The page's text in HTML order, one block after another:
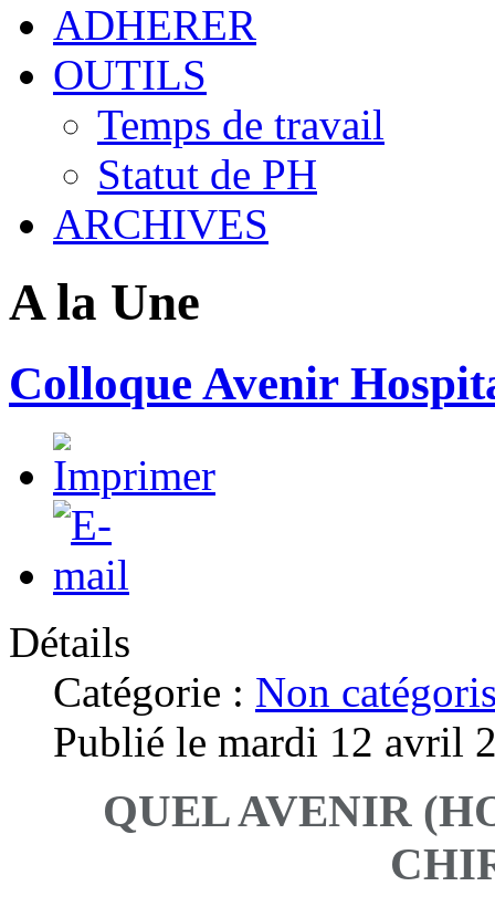
ADHERER
OUTILS
Temps de travail
Statut de PH
ARCHIVES
A la Une
Colloque Avenir
Détails
Catégorie : Non
Publié le mardi 12 avril
QUEL AVENIR